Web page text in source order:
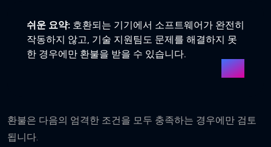
쉬운 요약: 호환되는 기기에서 소프트웨어가 완전히
작동하지 않고, 기술 지원팀도 문제를 해결하지 못
한 경우에만 환불을 받을 수 있습니다.
환불은 다음의 엄격한 조건을 모두 충족하는 경우에만 검토
됩니다.